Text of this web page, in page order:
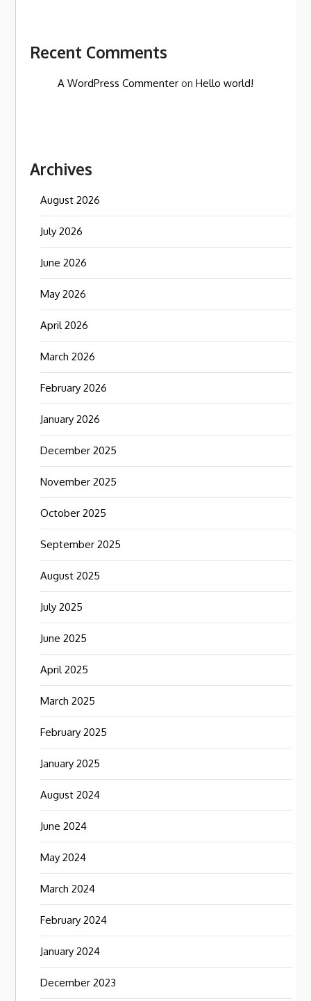
Recent Comments
A WordPress Commenter onHello world!
Archives
August 2026
July 2026
June 2026
May 2026
April 2026
March 2026
February 2026
January 2026
December 2025
November 2025
October 2025
September 2025
August 2025
July 2025
June 2025
April 2025
March 2025
February 2025
January 2025
August 2024
June 2024
May 2024
March 2024
February 2024
January 2024
December 2023